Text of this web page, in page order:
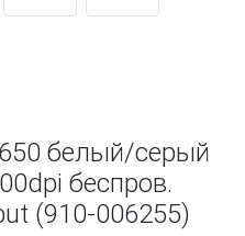
белый/серый
беспров.
(910-006255)